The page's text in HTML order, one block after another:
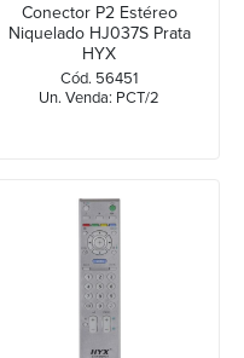
Conector P2 Estéreo
Niquelado HJ037S Prata
HYX
Cód. 56451
Un. Venda: PCT/2